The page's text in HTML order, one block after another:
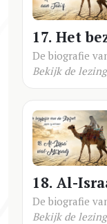
17. Het
De biografie
Bekijk de
18. Al-
De biografie
Bekijk de